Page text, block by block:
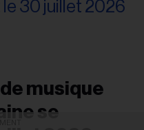
musique
se